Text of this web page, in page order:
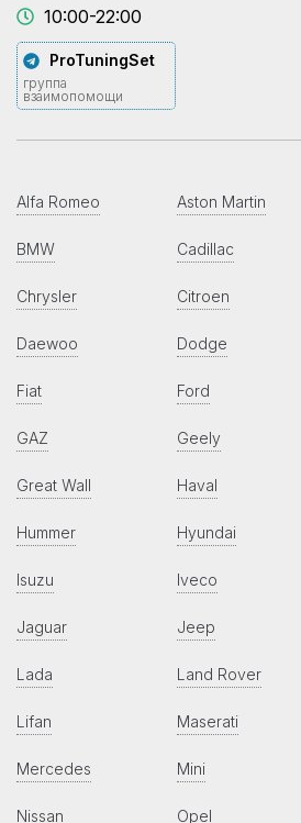
10:00-22:00
ProTuningSet
группа
взаимопомощи
Alfa Romeo Aston Martin
BMW Cadillac
Chrysler Citroen
Daewoo Dodge
Fiat Ford
GAZ Geely
Great Wall Haval
Hummer Hyundai
Isuzu Iveco
Jaguar Jeep
Lada Land Rover
Lifan Maserati
Mercedes Mini
Nissan Opel